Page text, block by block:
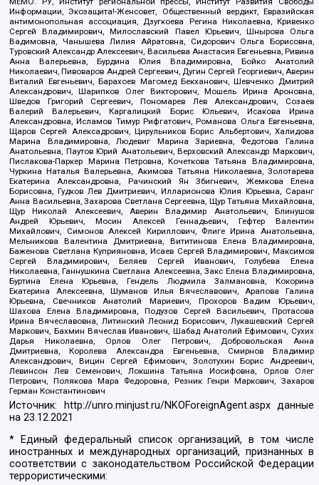
Информации, Экозащита!-Женсовет, Общественный вердикт, Евразийская
антимонопольная ассоциация, Дзугкоева Регина Николаевна, Кривенко
Сергей Владимирович, Милославский Павел Юрьевич, Шнырова Ольга
Вадимовна, Чанышева Лилия Айратовна, Сидорович Ольга Борисовна,
Туровский Александр Алексеевич, Васильева Анастасия Евгеньевна, Ривина
Анна Валерьевна, Бурдина Юлия Владимировна, Бойко Анатолий
Николаевич, Пивоваров Андрей Сергеевич, Дугин Сергей Георгиевич, Аверин
Виталий Евгеньевич, Барахоев Магомед Бекханович, Шевченко Дмитрий
Александрович, Шарипков Олег Викторович, Мошель Ирина Ароновна,
Шведов Григорий Сергеевич, Пономарев Лев Александрович, Созаев
Валерий Валерьевич, Каргалицкий Борис Юльевич, Исакова Ирина
Александровна, Исламов Тимур Рифгатович, Романова Ольга Евгеньевна,
Щаров Сергей Алексадрович, Цирульников Борис Альбертович, Халидова
Марина Владимировна, Людевиг Марина Зариевна, Федотова Галина
Анатольевна, Паутов Юрий Анатольевич, Верховский Александр Маркович,
Пислакова-Паркер Марина Петровна, Кочеткова Татьяна Владимировна,
Чуркина Наталья Валерьевна, Акимова Татьяна Николаевна, Золотарева
Екатерина Александровна, Рачинский Ян Збигневич, Жемкова Елена
Борисовна, Гудков Лев Дмитриевич, Илларионова Юлия Юрьевна, Саранг
Анна Васильевна, Захарова Светлана Сергеевна, Щур Татьяна Михайловна,
Щур Николай Алексеевич, Аверин Владимир Анатольевич, Блинушов
Андрей Юрьевич, Мосин Алексей Геннадьевич, Гефтер Валентин
Михайлович, Симонов Алексей Кириллович, Флиге Ирина Анатольевна,
Мельникова Валентина Дмитриевна, Вититинова Елена Владимировна,
Баженова Светлана Куприяновна, Исаев Сергей Владимирович, Максимов
Сергей Владимирович, Беляев Сергей Иванович, Голубева Елена
Николаевна, Ганнушкина Светлана Алексеевна, Закс Елена Владимировна,
Буртина Елена Юрьевна, Гендель Людмила Залмановна, Кокорина
Екатерина Алексеевна, Шуманов Илья Вячеславович, Арапова Галина
Юрьевна, Свечников Анатолий Мариевич, Прохоров Вадим Юрьевич,
Шахова Елена Владимировна, Подузов Сергей Васильевич, Протасова
Ирина Вячеславовна, Литинский Леонид Борисович, Лукашевский Сергей
Маркович, Бахмин Вячеслав Иванович, Шабад Анатолий Ефимович, Сухих
Дарья Николаевна, Орлов Олег Петрович, Добровольская Анна
Дмитриевна, Королева Александра Евгеньевна, Смирнов Владимир
Александрович, Вицин Сергей Ефимович, Золотухин Борис Андреевич,
Левинсон Лев Семенович, Локшина Татьяна Иосифовна, Орлов Олег
Петрович, Полякова Мара Федоровна, Резник Генри Маркович, Захаров
Герман Константинович
Источник: http://unro.minjust.ru/NKOForeignAgent.aspxданные
на23.12.2021
* Единый федеральный список организаций, в том числе
иностранных и международных организаций, признанных в
соответствии с законодательством Российской Федерации
террористическими: